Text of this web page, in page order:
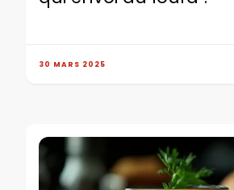
30 MARS 2025